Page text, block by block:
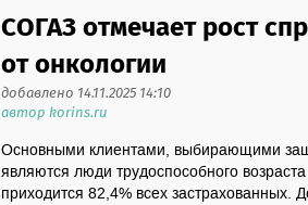
СОГАЗ отмечает рост
от онкологии
добавлено 14.11.2025 14:10
автор korins.ru
Основными клиентами, выбирающими
являются люди трудоспособного
приходится 82,4% всех застрахованных.